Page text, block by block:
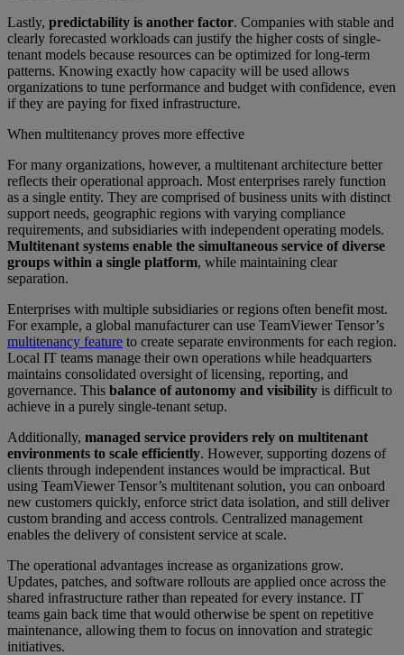
Lastly, predictability is another factor. Companies with stable and
clearly forecasted workloads can justify the higher costs of single-
tenant models because resources can be optimized for long-term
patterns. Knowing exactly how capacity will be used allows
organizations to tune performance and budget with confidence, even
if they are paying for fixed infrastructure.
When multitenancy proves more effective
For many organizations, however, a multitenant architecture better
reflects their operational approach. Most enterprises rarely function
as a single entity. They are comprised of business units with distinct
support needs, geographic regions with varying compliance
requirements, and subsidiaries with independent operating models.
Multitenant systems enable the simultaneous service of diverse
groups within a single platform, while maintaining clear
separation.
Enterprises with multiple subsidiaries or regions often benefit most.
For example, a global manufacturer can use TeamViewer Tensor’s
multitenancy feature to create separate environments for each region.
Local IT teams manage their own operations while headquarters
maintains consolidated oversight of licensing, reporting, and
governance. This balance of autonomy and visibility is difficult to
achieve in a purely single-tenant setup.
Additionally, managed service providers rely on multitenant
environments to scale efficiently. However, supporting dozens of
clients through independent instances would be impractical. But
using TeamViewer Tensor’s multitenant solution, you can onboard
new customers quickly, enforce strict data isolation, and still deliver
custom branding and access controls. Centralized management
enables the delivery of consistent service at scale.
The operational advantages increase as organizations grow.
Updates, patches, and software rollouts are applied once across the
shared infrastructure rather than repeated for every instance. IT
teams gain back time that would otherwise be spent on repetitive
maintenance, allowing them to focus on innovation and strategic
initiatives.